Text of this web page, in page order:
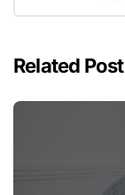
Related Post